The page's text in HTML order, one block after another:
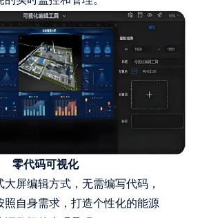
零代码可视化
屏编辑方式，无需编写代码，
照自身需求，打造个性化的能源